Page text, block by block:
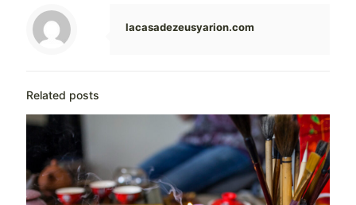
lacasadezeusyarion.com
Related posts